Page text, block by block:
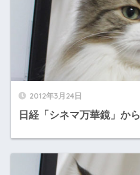
2012年3月24日
日経「シネマ万華鏡」から